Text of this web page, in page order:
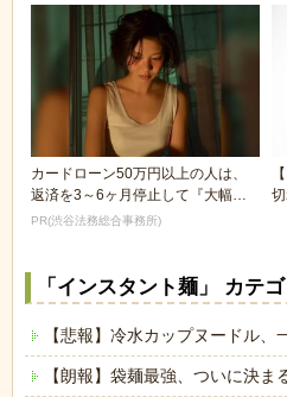
カードローン50万円以上の人は、
返済を3～6ヶ月停止して『大幅に
減額してから返済...
PR(渋谷法務総合事務所)
「インスタント麺」 カテ
【悲報】冷水カップヌードル、
【朗報】袋麺最強、ついに決ま